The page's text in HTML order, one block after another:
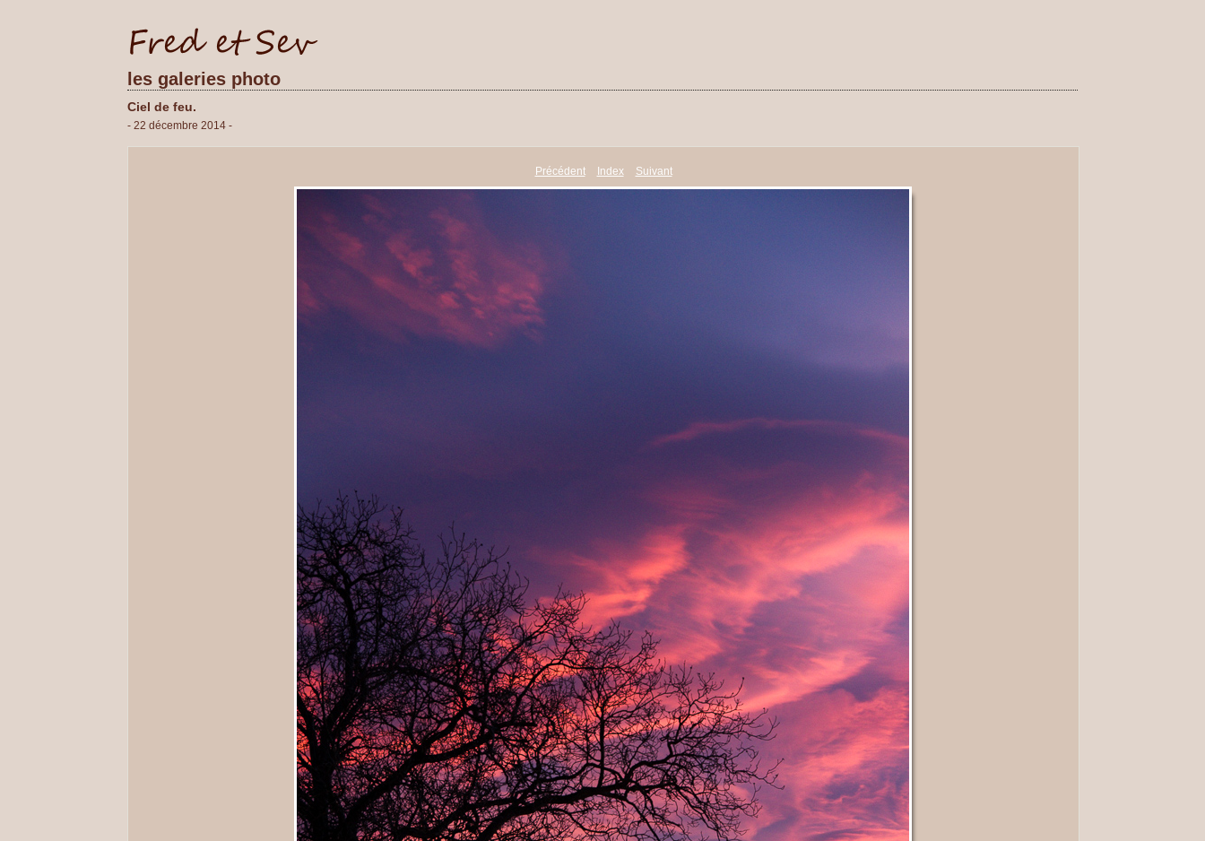
les galeries photo
Ciel de feu.
- 22 décembre 2014 -
Précédent Index Suivant